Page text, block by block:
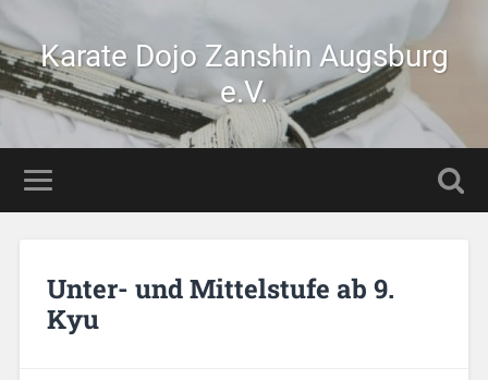
Karate Dojo Zanshin Augsburg
e.V.
Unter- und Mittelstufe ab 9.
Kyu